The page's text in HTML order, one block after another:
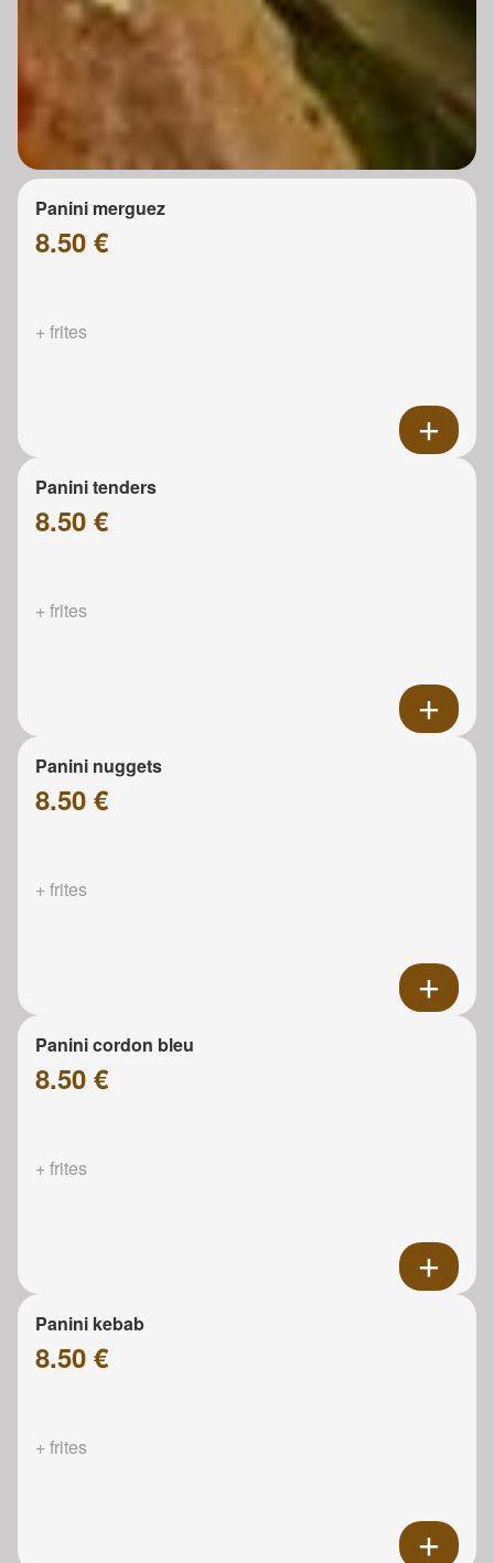
Panini merguez
8.50 €
+ frites
Panini tenders
8.50 €
+ frites
Panini nuggets
8.50 €
+ frites
Panini cordon bleu
8.50 €
+ frites
Panini kebab
8.50 €
+ frites